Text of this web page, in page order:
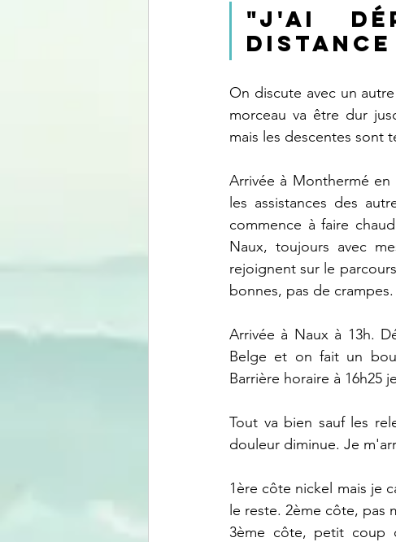
"J'ai
On discute avec un
morceau va être dur
mais les descentes sont
Arrivée à Monthermé
les assistances des
commence à faire
Naux, toujours avec
rejoignent sur le
bonnes, pas de
Arrivée à Naux à 13h.
Belge et on fait un
Barrière horaire à 16h25
Tout va bien sauf les
douleur diminue. Je
1ère côte nickel mais je
le reste. 2ème côte, pas
3ème côte, petit coup